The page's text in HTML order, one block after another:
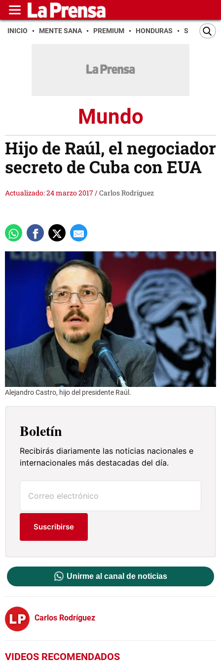
INICIO MENTE SANA PREMIUM HONDURAS SAN PEDRO
Mundo
Hijo de Raúl, el negociador
secreto de Cuba con EUA
Actualizado: 24 marzo 2017/Carlos Rodríguez
Alejandro Castro, hijo del presidente Raúl.
Boletín
Recibirás diariamente las noticias nacionales e
internacionales más destacadas del día.
Suscribirse
Unirme al canal de noticias
Carlos Rodríguez
VIDEOS RECOMENDADOS